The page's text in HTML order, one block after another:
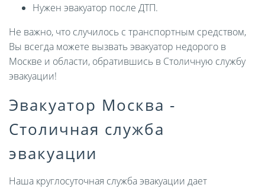
Нужен эвакуатор после ДТП.
Не важно, что случилось с транспортным средством,
Вы всегда можете вызвать эвакуатор недорого в
Москве и области, обратившись в Столичную службу
эвакуации!
Эвакуатор Москва -
Столичная служба
эвакуации
Наша круглосуточная служба эвакуации дает